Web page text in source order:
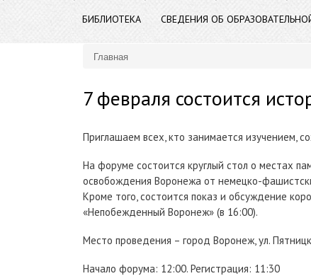
БИБЛИОТЕКА СВЕДЕНИЯ ОБ
Вы здесь
Главная
7 февраля состоится
Приглашаем всех, кто занимается изучением,
На форуме состоится круглый стол о местах
освобождения Воронежа от немецко-
Кроме того, состоится показ и обсуждение
«Непобежденный Воронеж» (в 16:00).
Место проведения – город Воронеж, ул.
Начало форума: 12:00. Регистрация: 11:30